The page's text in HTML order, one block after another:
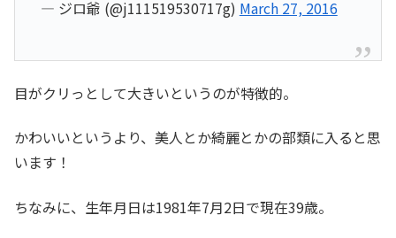
— ジロ爺 (@j111519530717g) March 27, 2016
目がクリっとして大きいというのが特徴的。
かわいいというより、美人とか綺麗とかの部類に入ると思
います！
ちなみに、生年月日は1981年7月2日で現在39歳。